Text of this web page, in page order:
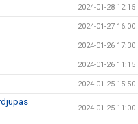
2024-01-28 12:15
2024-01-27 16:00
2024-01-26 17:30
2024-01-26 11:15
2024-01-25 15:50
2024-01-25 11:00